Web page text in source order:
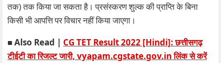
तक) तक किया जा सकता है। प्रसंस्करण शुल्क की प्राप्ति के बिना
किसी भी आपत्ति पर विचार नहीं किया जाएगा।
■Also Read | CG TET Result 2022 [Hindi]: छत्तीसगढ़
टीईटी का रिजल्ट जारी, vyapam.cgstate.gov.in लिंक से करें